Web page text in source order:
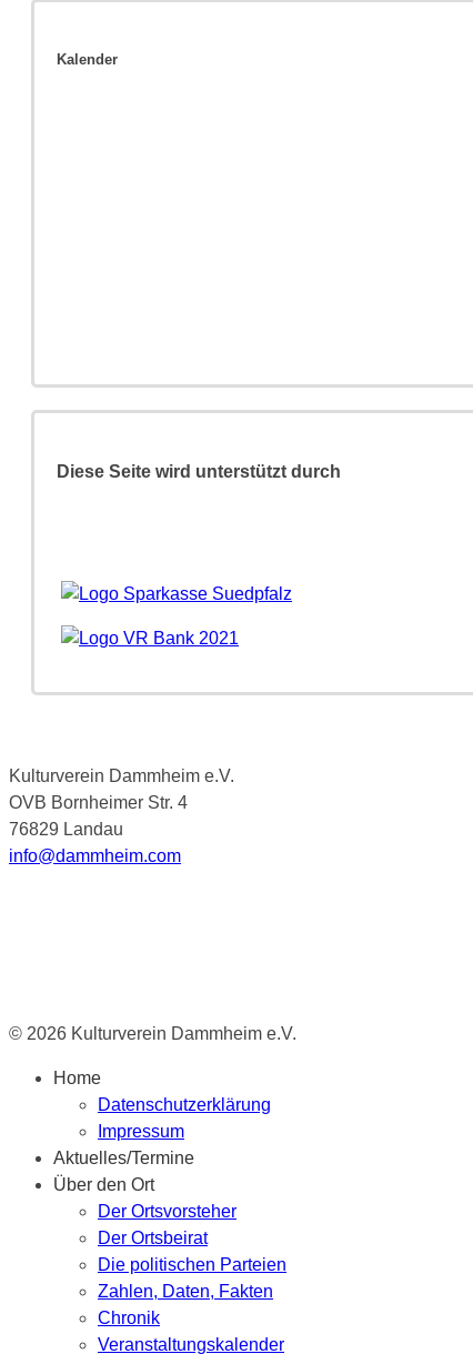
Kalender
Diese Seite wird unterstützt durch
Kulturverein Dammheim e.V.
OVB Bornheimer Str. 4
76829 Landau
info@dammheim.com
© 2026 Kulturverein Dammheim e.V.
Home
Datenschutzerklärung
Impressum
Aktuelles/Termine
Über den Ort
Der Ortsvorsteher
Der Ortsbeirat
Die politischen Parteien
Zahlen, Daten, Fakten
Chronik
Veranstaltungskalender